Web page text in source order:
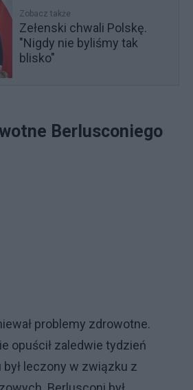
Zobacz także
Zełenski chwali Polskę.
"Nigdy nie byliśmy tak
blisko"
Berlusconiego
problemy zdrowotne.
opuścił zaledwie tydzień
leczony w związku z